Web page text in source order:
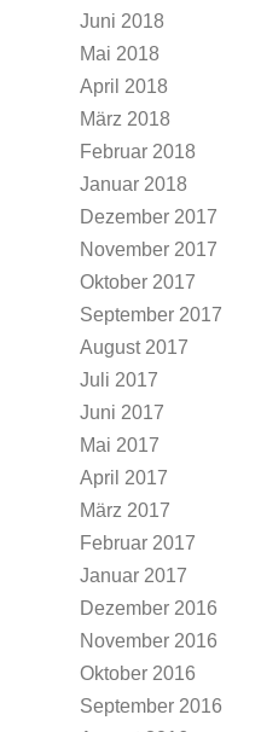
Juni 2018
Mai 2018
April 2018
März 2018
Februar 2018
Januar 2018
Dezember 2017
November 2017
Oktober 2017
September 2017
August 2017
Juli 2017
Juni 2017
Mai 2017
April 2017
März 2017
Februar 2017
Januar 2017
Dezember 2016
November 2016
Oktober 2016
September 2016